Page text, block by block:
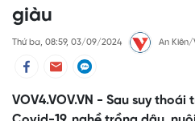
giàu
Thứ ba, 08:59, 03/09/2024 An Kiên/
VOV4.VOV.VN - Sau suy